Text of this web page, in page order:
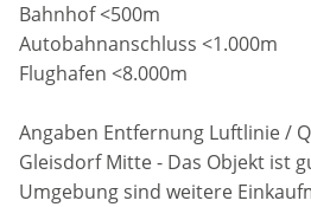
Bahnhof <500m
Autobahnanschluss <1.000m
Flughafen <8.000m
Angaben Entfernung Luftlinie /
Gleisdorf Mitte - Das Objekt ist
Umgebung sind weitere